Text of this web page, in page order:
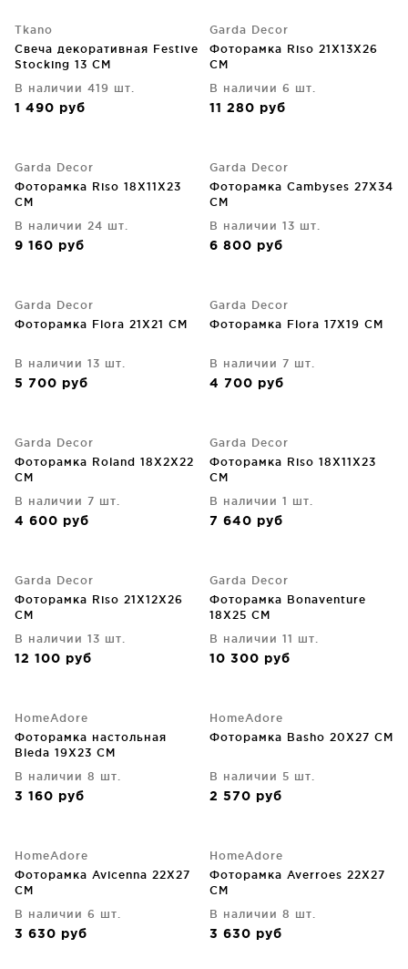
Tkano
Свеча декоративная Festive
Stocking 13 CM
В наличии 419 шт.
1 490 руб
Garda Decor
Фоторамка Riso 21X13X26
CM
В наличии 6 шт.
11 280 руб
Garda Decor
Фоторамка Riso 18X11X23
CM
В наличии 24 шт.
9 160 руб
Garda Decor
Фоторамка Cambyses 27X34
CM
В наличии 13 шт.
6 800 руб
Garda Decor
Фоторамка Flora 21X21 CM
В наличии 13 шт.
5 700 руб
Garda Decor
Фоторамка Flora 17X19 CM
В наличии 7 шт.
4 700 руб
Garda Decor
Фоторамка Roland 18X2X22
CM
В наличии 7 шт.
4 600 руб
Garda Decor
Фоторамка Riso 18X11X23
CM
В наличии 1 шт.
7 640 руб
Garda Decor
Фоторамка Riso 21X12X26
CM
В наличии 13 шт.
12 100 руб
Garda Decor
Фоторамка Bonaventure
18X25 CM
В наличии 11 шт.
10 300 руб
HomeAdore
Фоторамка настольная
Bleda 19X23 CM
В наличии 8 шт.
3 160 руб
HomeAdore
Фоторамка Basho 20X27 CM
В наличии 5 шт.
2 570 руб
HomeAdore
Фоторамка Avicenna 22X27
CM
В наличии 6 шт.
3 630 руб
HomeAdore
Фоторамка Averroes 22X27
CM
В наличии 8 шт.
3 630 руб